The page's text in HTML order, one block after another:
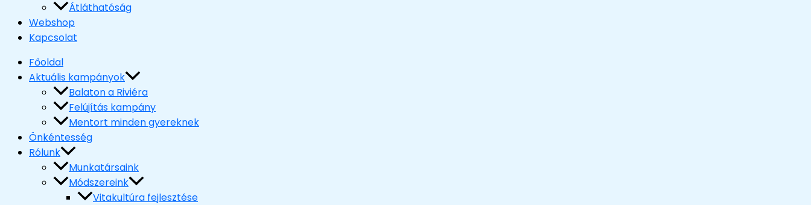
Átláthatóság
Webshop
Kapcsolat
Főoldal
Aktuális kampányok
Balaton a Riviéra
Felújítás kampány
Mentort minden gyereknek
Önkéntesség
Rólunk
Munkatársaink
Módszereink
Vitakultúra fejlesztése